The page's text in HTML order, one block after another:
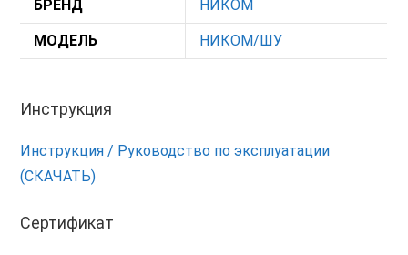
БРЕНД НИКОМ
МОДЕЛЬ НИКОМ/ШУ
Инструкция
Инструкция / Руководство по эксплуатации
(СКАЧАТЬ)
Сертификат